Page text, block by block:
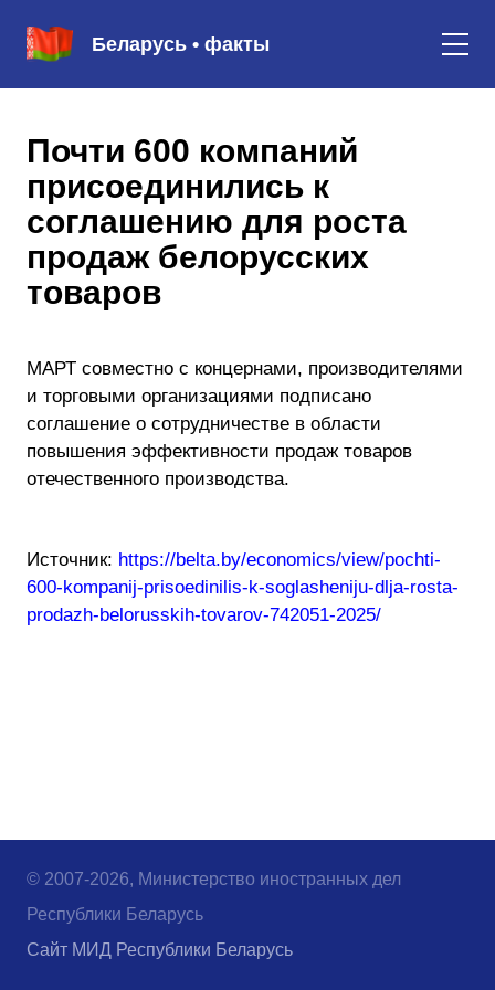
Беларусь • факты
Почти 600 компаний
присоединились к
соглашению для роста
продаж белорусских
товаров
МАРТ совместно с концернами, производителями
и торговыми организациями подписано
соглашение о сотрудничестве в области
повышения эффективности продаж товаров
отечественного производства.
Источник: https://belta.by/economics/view/pochti-
600-kompanij-prisoedinilis-k-soglasheniju-dlja-rosta-
prodazh-belorusskih-tovarov-742051-2025/
© 2007-2026, Министерство иностранных дел
Республики Беларусь
Сайт МИД Республики Беларусь